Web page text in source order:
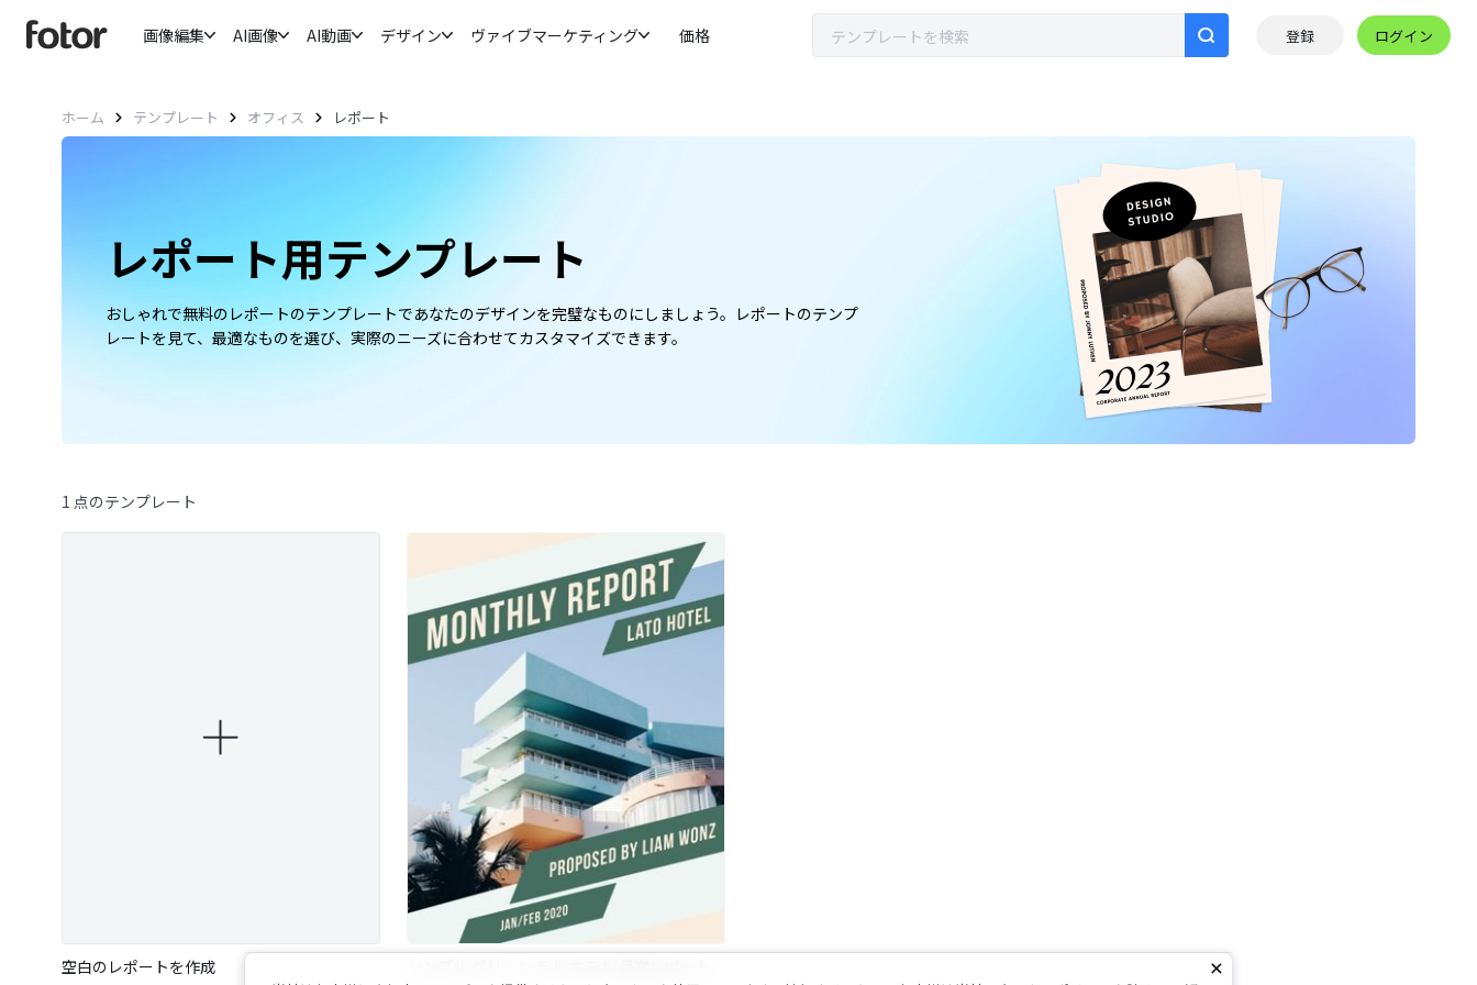
画像編集 AI画像 AI動画 デザイン ヴァイブマーケティング 価格 登録 ログイン
ホーム テンプレート オフィス レポート
レポート用テンプレート
おしゃれで無料のレポートのテンプレートであなたのデザインを完璧なものにしましょう。レポートのテンプ
レートを見て、最適なものを選び、実際のニーズに合わせてカスタマイズできます。
1 点のテンプレート
空白のレポートを作成